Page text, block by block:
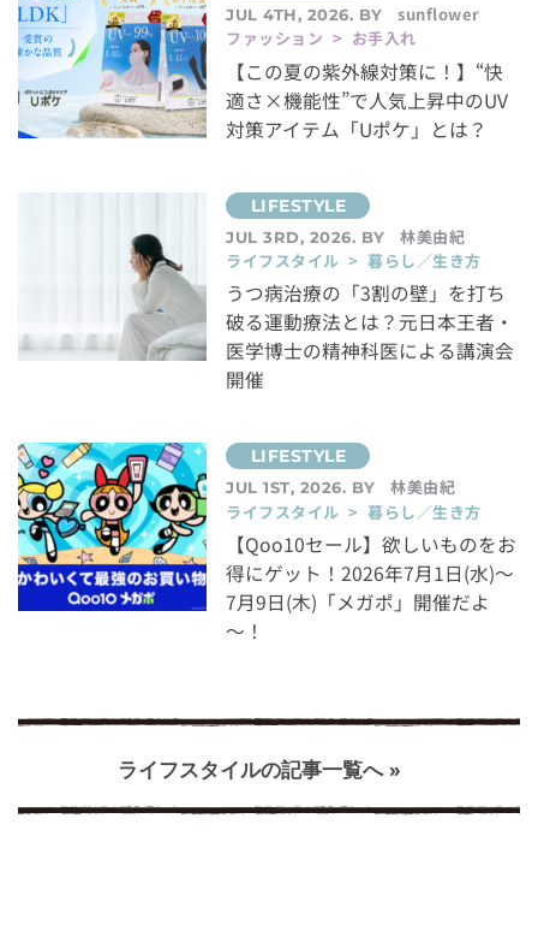
JUL 4TH, 2026. BY
sunflower
ファッション > お手入れ
【この夏の紫外線対策に！】“快
適さ×機能性”で人気上昇中のUV
対策アイテム「Uポケ」とは？
JUL 3RD, 2026. BY
林美由紀
ライフスタイル > 暮らし／生き方
うつ病治療の「3割の壁」を打ち
破る運動療法とは？元日本王者・
医学博士の精神科医による講演会
開催
JUL 1ST, 2026. BY
林美由紀
ライフスタイル > 暮らし／生き方
【Qoo10セール】欲しいものをお
得にゲット！2026年7月1日(水)～
7月9日(木)「メガポ」開催だよ
～！
ライフスタイルの記事一覧へ »